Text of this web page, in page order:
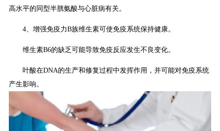
高水平的同型半胱氨酸与心脏病有关。
4、增强免疫力B族维生素可使免疫系统保持健康。
维生素B6的缺乏可能导致免疫反应发生不良变化。
叶酸在DNA的生产和修复过程中发挥作用，并可能对免疫系统
产生影响。